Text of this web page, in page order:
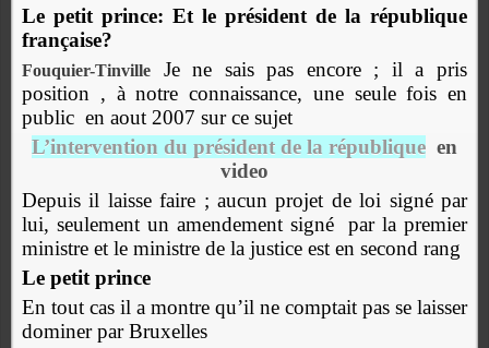
Le petit prince: Et le président de la république
française?
Fouquier-Tinville
Je ne sais pas encore ; il a pris
position , à notre connaissance, une seule fois en
public en aout 2007 sur ce sujet
L’intervention du président de la république en
video
Depuis il laisse faire ; aucun projet de loi signé par
lui, seulement un amendement signé
par la premier
ministre et le ministre de la justice est en second rang
Le petit prince
En tout cas il a montre qu’il ne comptait pas se laisser
dominer par Bruxelles